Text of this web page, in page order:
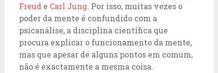
Freud e Carl Jung. Por isso, muitas vezes o
poder da mente é confundido com a
psicanálise, a disciplina científica que
procura explicar o funcionamento da mente,
mas que apesar de alguns pontos em comum,
não é exactamente a mesma coisa.